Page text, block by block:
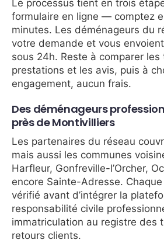
Le processus tient en trois
formulaire en ligne — comptez
minutes. Les déménageurs du
votre demande et vous
sous 24h. Reste à comparer les
prestations et les avis, puis à
engagement, aucun frais.
Des déménageurs
près de Montivilliers
Les partenaires du réseau
mais aussi les communes
Harfleur, Gonfreville-l’Orcher,
encore Sainte-Adresse.
vérifié avant d’intégrer la
responsabilité civile
immatriculation au registre des
retours clients.